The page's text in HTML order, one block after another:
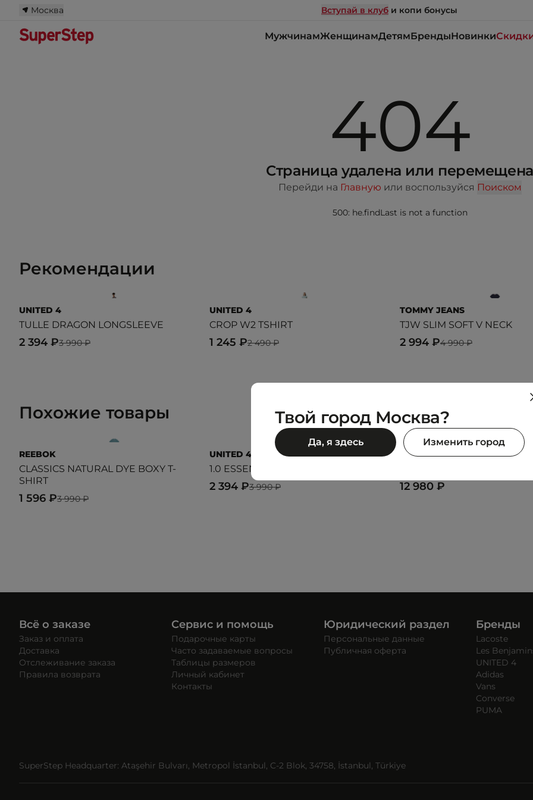
Москва Вступай в клуб и копи бонусы
МужчинамЖенщинамДетямБрендыНовинки
404
Страница удалена или перемещена
Перейди на Главную или воспользуйся Поиском
500: he.findLast is not a function
Рекомендации
UNITED 4
TULLE DRAGON LONGSLEEVE
3 990 ₽
2 394 ₽
UNITED 4
CROP W2 TSHIRT
2 490 ₽
1 245 ₽
TOMMY JEANS
TJW SLIM SOFT V NECK
4 990 ₽
2 994 ₽
Похожие товары
REEBOK
CLASSICS NATURAL DYE BOXY T-
SHIRT
3 990 ₽
1 596 ₽
UNITED 4
1.0 ESSENTIALS W T-SHIRT
3 990 ₽
2 394 ₽
LACOSTE
12 980 ₽
Всё о заказе
Заказ и оплата
Доставка
Отслеживание заказа
Правила возврата
Сервис и помощь
Подарочные карты
Часто задаваемые вопросы
Таблицы размеров
Личный кабинет
Контакты
Юридический раздел
Персональные данные
Публичная оферта
Бренды
Lacoste
Les
UNITED 4
Adidas
Vans
Converse
PUMA
SuperStep Headquarter: Ataşehir Bulvarı, Metropol İstanbul, C-2 Blok, 34758, İstanbul, Türkiye
Твой город Москва?
Да, я здесь Изменить город